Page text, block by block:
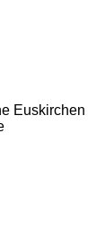
Euskirchen